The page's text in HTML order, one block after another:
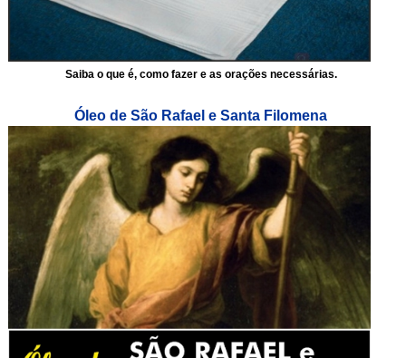
Saiba o que é, como fazer e as orações necessárias.
Óleo de São Rafael e Santa Filomena